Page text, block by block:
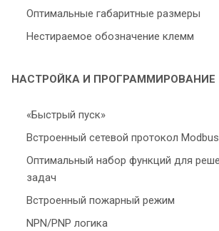
Оптимальные габаритные размеры
Нестираемое обозначение клемм
НАСТРОЙКА И ПРОГРАММИРОВАНИЕ
«Быстрый пуск»
Встроенный сетевой протокол Modbus
Оптимальный набор функций для
задач
Встроенный пожарный режим
NPN/PNP логика